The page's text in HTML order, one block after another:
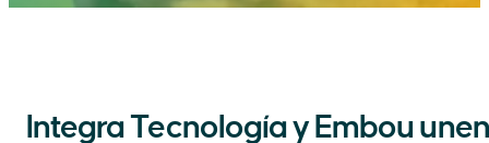
Integra Tecnología y Embou unen